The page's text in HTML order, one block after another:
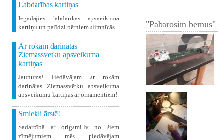
Labdarības kartiņas
Iegādājies labdarības apsveikuma
kartiņu un palīdzi bērniem slimnīcās
Ar rokām darinātas
Ziemassvētku apsveikuma
kartiņas
Jaunums! Piedāvājam ar rokām
darinātas Ziemassvētku apsveikuma
apsveikumu kartiņas ar ornamentiem!
Smiekli ārstē!
Sadarbībā ar origami.lv no šiem
zīmējumiem mēs piedāvājam
"Pabarosim